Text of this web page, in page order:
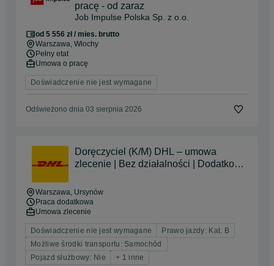
pracę - od zaraz
Job Impulse Polska Sp. z o.o.
od 5 556 zł / mies. brutto
Warszawa, Włochy
Pełny etat
Umowa o pracę
Doświadczenie nie jest wymagane
Odświeżono dnia 03 sierpnia 2026
Doręczyciel (K/M) DHL – umowa
zlecenie | Bez działalności | Dodatkowy
Warszawa, Ursynów
Praca dodatkowa
Umowa zlecenie
Doświadczenie nie jest wymagane
Prawo jazdy: Kat. B
Możliwe środki transportu: Samochód
Pojazd służbowy: Nie
+ 1 inne